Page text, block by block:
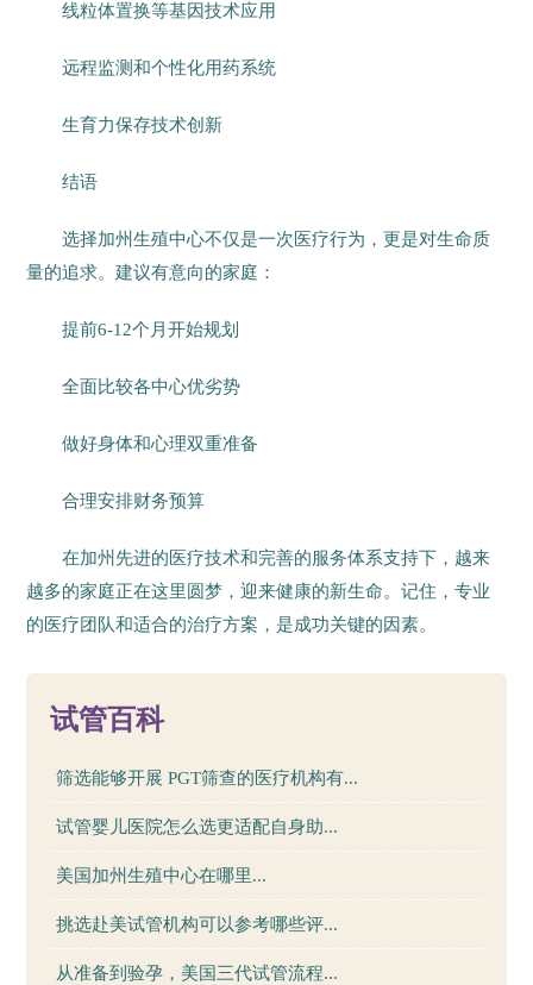
线粒体置换等基因技术应用
远程监测和个性化用药系统
生育力保存技术创新
结语
选择加州生殖中心不仅是一次医疗行为，更是对生命质
量的追求。建议有意向的家庭：
提前6-12个月开始规划
全面比较各中心优劣势
做好身体和心理双重准备
合理安排财务预算
在加州先进的医疗技术和完善的服务体系支持下，越来
越多的家庭正在这里圆梦，迎来健康的新生命。记住，专业
的医疗团队和适合的治疗方案，是成功关键的因素。
试管百科
筛选能够开展 PGT筛查的医疗机构有...
试管婴儿医院怎么选更适配自身助...
美国加州生殖中心在哪里...
挑选赴美试管机构可以参考哪些评...
从准备到验孕，美国三代试管流程...